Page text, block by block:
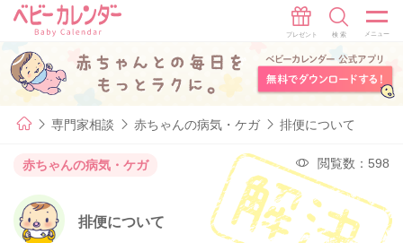
専門家相談 赤ちゃんの病気・ケガ 排便について
赤ちゃんの病気・ケガ 閲覧数：598
排便について